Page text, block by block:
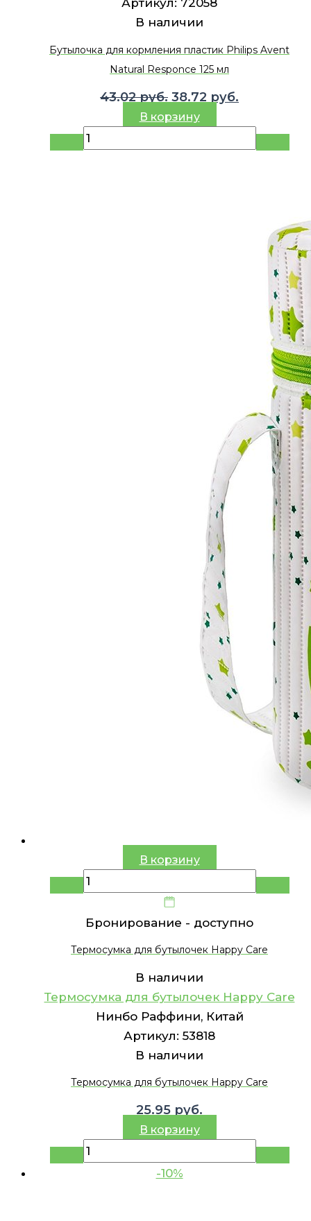
Артикул: 72058
В наличии
Бутылочка для кормления пластик Philips Avent
Natural Responce 125 мл
43.02руб. Первоначальная
цена
43.02 руб..
38.72 руб.
38.72 руб..
В корзину
В корзину
Бронирование - доступно
Термосумка для бутылочек Happy Care
В наличии
Термосумка для бутылочек Happy Care
Нинбо Раффини, Китай
Артикул: 53818
В наличии
Термосумка для бутылочек Happy Care
25.95 руб.
В корзину
-10%